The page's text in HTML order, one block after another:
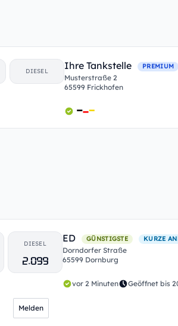
DIESEL Ihre Tankstelle PREMIUM
Musterstraße 2
65599 Frickhofen
DIESEL
2.099
ED GÜNSTIGSTE KURZE
Dorndorfer Straße
65599 Dornburg
vor 2 Minuten Geöffnet bis
Melden